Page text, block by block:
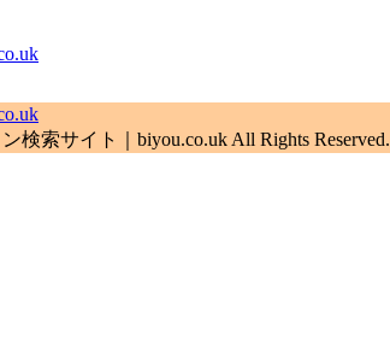
索サイト｜biyou.co.uk All Rights Reserved.